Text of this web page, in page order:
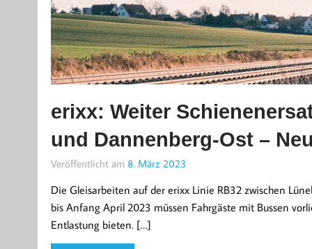
erixx: Weiter
und Dannenberg-Ost –
Veröffentlicht am 8. März 2023
Die Gleisarbeiten auf der erixx Linie RB32 zwischen
bis Anfang April 2023 müssen Fahrgäste mit Bussen
Entlastung bieten. […]